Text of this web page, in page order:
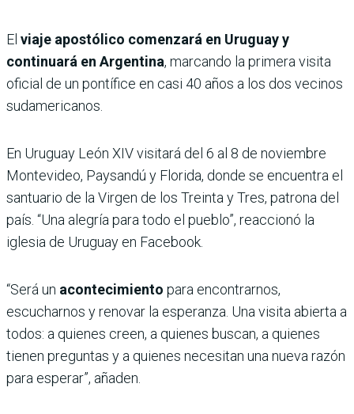
El viaje apostólico comenzará en Uruguay y
continuará en Argentina, marcando la primera visita
oficial de un pontífice en casi 40 años a los dos vecinos
sudamericanos.
En Uruguay León XIV visitará del 6 al 8 de noviembre
Montevideo, Paysandú y Florida, donde se encuentra el
santuario de la Virgen de los Treinta y Tres, patrona del
país. “Una alegría para todo el pueblo”, reaccionó la
iglesia de Uruguay en Facebook.
“Será un acontecimiento para encontrarnos,
escucharnos y renovar la esperanza. Una visita abierta a
todos: a quienes creen, a quienes buscan, a quienes
tienen preguntas y a quienes necesitan una nueva razón
para esperar”, añaden.